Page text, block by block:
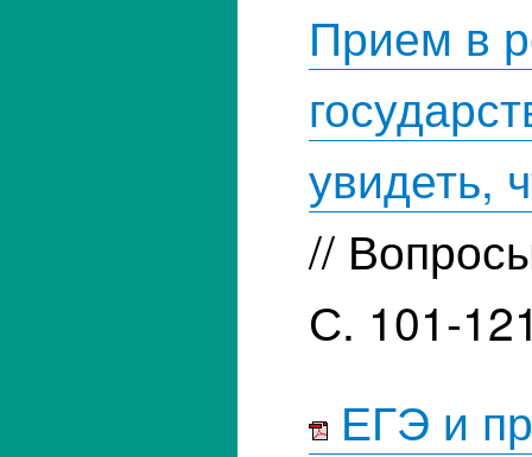
Прием в
увидеть,
//
С. 101-
ЕГЭ и